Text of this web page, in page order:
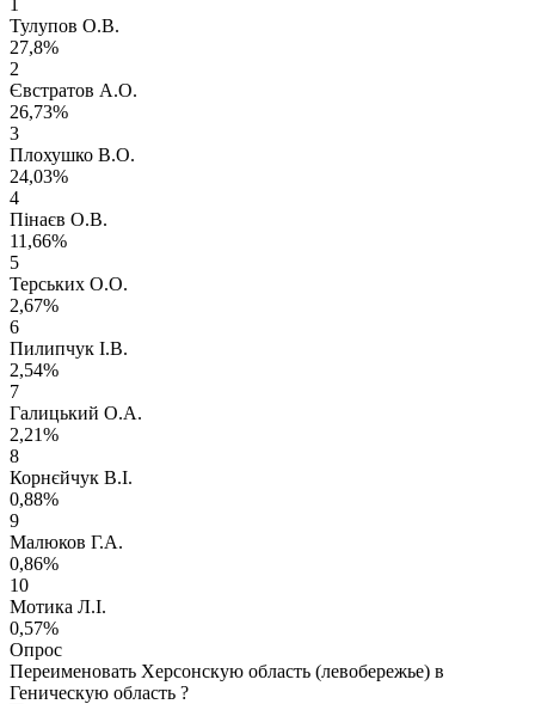
Тулупов О.В.
27,8%
2
Євстратов А.О.
26,73%
3
Плохушко В.О.
24,03%
4
Пінаєв О.В.
11,66%
5
Терських О.О.
2,67%
6
Пилипчук І.В.
2,54%
7
Галицький О.А.
2,21%
8
Корнєйчук В.І.
0,88%
9
Малюков Г.А.
0,86%
10
Мотика Л.І.
0,57%
Опрос
Переименовать Херсонскую область (левобережье) в
Геническую область ?